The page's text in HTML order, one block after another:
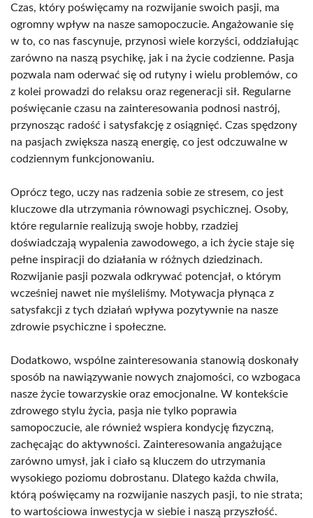
Czas, który poświęcamy na rozwijanie swoich pasji, ma
ogromny wpływ na nasze samopoczucie. Angażowanie się
w to, co nas fascynuje, przynosi wiele korzyści, oddziałując
zarówno na naszą psychikę, jak i na życie codzienne. Pasja
pozwala nam oderwać się od rutyny i wielu problemów, co
z kolei prowadzi do relaksu oraz regeneracji sił. Regularne
poświęcanie czasu na zainteresowania podnosi nastrój,
przynosząc radość i satysfakcję z osiągnięć. Czas spędzony
na pasjach zwiększa naszą energię, co jest odczuwalne w
codziennym funkcjonowaniu.
Oprócz tego, uczy nas radzenia sobie ze stresem, co jest
kluczowe dla utrzymania równowagi psychicznej. Osoby,
które regularnie realizują swoje hobby, rzadziej
doświadczają wypalenia zawodowego, a ich życie staje się
pełne inspiracji do działania w różnych dziedzinach.
Rozwijanie pasji pozwala odkrywać potencjał, o którym
wcześniej nawet nie myśleliśmy. Motywacja płynąca z
satysfakcji z tych działań wpływa pozytywnie na nasze
zdrowie psychiczne i społeczne.
Dodatkowo, wspólne zainteresowania stanowią doskonały
sposób na nawiązywanie nowych znajomości, co wzbogaca
nasze życie towarzyskie oraz emocjonalne. W kontekście
zdrowego stylu życia, pasja nie tylko poprawia
samopoczucie, ale również wspiera kondycję fizyczną,
zachęcając do aktywności. Zainteresowania angażujące
zarówno umysł, jak i ciało są kluczem do utrzymania
wysokiego poziomu dobrostanu. Dlatego każda chwila,
którą poświęcamy na rozwijanie naszych pasji, to nie strata;
to wartościowa inwestycja w siebie i naszą przyszłość.